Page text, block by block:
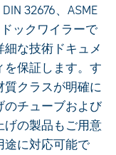
32676、ASME
ックワイラーで
な技術ドキュメ
保証します。す
クラスが明確に
チューブおよび
の製品もご用意
途に対応可能で